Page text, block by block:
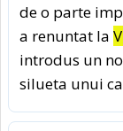
de o parte
a renuntat la
introdus un
silueta unui